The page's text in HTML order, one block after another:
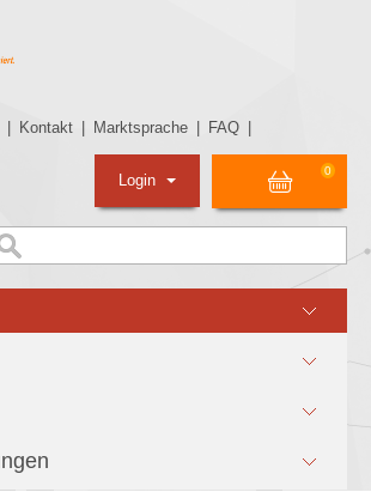
Kontakt Marktsprache FAQ
0
Login